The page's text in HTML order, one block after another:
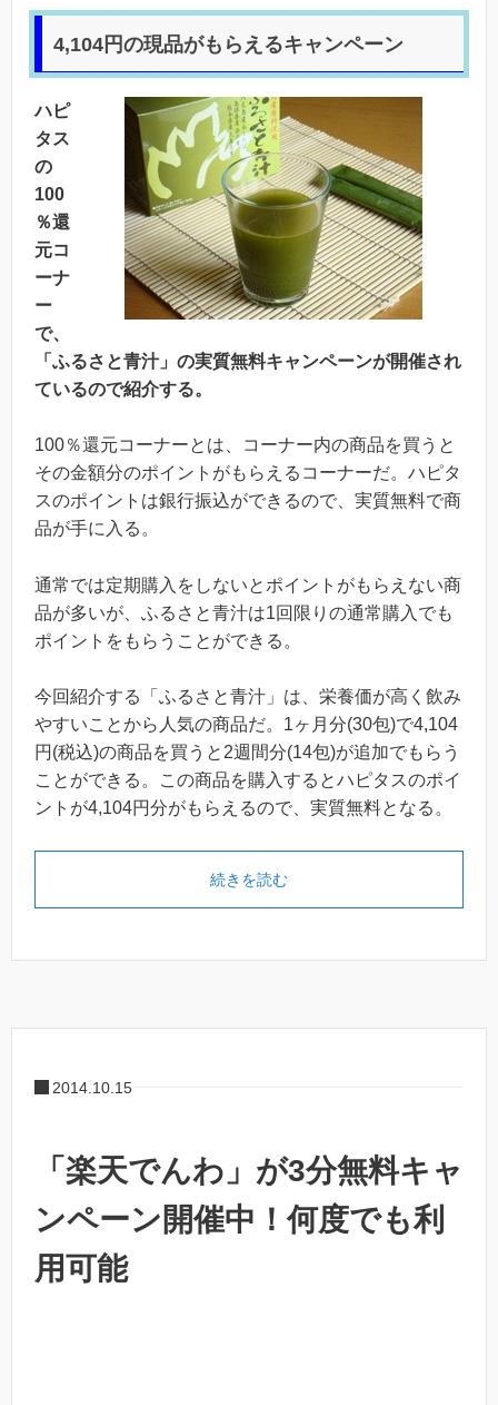
4,104円の現品がもらえるキャンペーン
ハピ
タス
の
100
％還
元コ
ーナ
ー
で、
「ふるさと青汁」の実質無料キャンペーンが開催され
ているので紹介する。
100％還元コーナーとは、コーナー内の商品を買うと
その金額分のポイントがもらえるコーナーだ。ハピタ
スのポイントは銀行振込ができるので、実質無料で商
品が手に入る。
通常では定期購入をしないとポイントがもらえない商
品が多いが、ふるさと青汁は1回限りの通常購入でも
ポイントをもらうことができる。
今回紹介する「ふるさと青汁」は、栄養価が高く飲み
やすいことから人気の商品だ。1ヶ月分(30包)で4,104
円(税込)の商品を買うと2週間分(14包)が追加でもらう
ことができる。この商品を購入するとハピタスのポイ
ントが4,104円分がもらえるので、実質無料となる。
続きを読む
2014.10.15
「楽天でんわ」が3分無料キャ
ンペーン開催中！何度でも利
用可能